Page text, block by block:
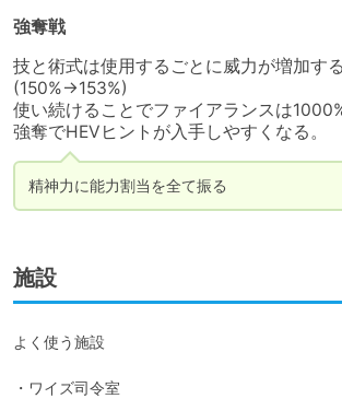
強奪戦
技と術式は使用するごとに威力が増加する
(150%→153%)
使い続けることでファイアランスは
強奪でHEVヒントが入手しやすくなる。
精神力に能力割当を全て振る
施設
よく使う施設
・ワイズ司令室